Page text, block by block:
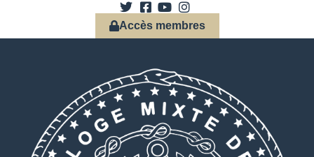
Accès membres